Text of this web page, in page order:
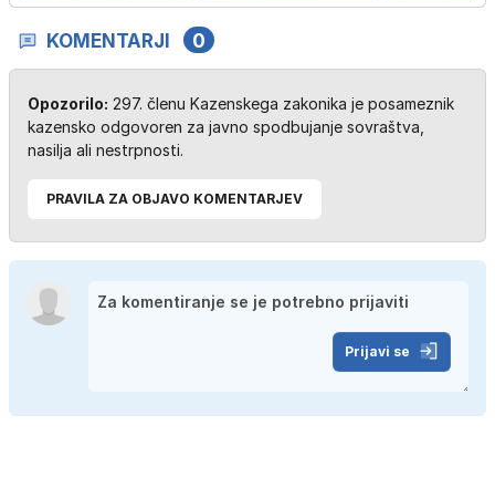
KOMENTARJI 0
Opozorilo: 297. členu Kazenskega zakonika je posameznik
kazensko odgovoren za javno spodbujanje sovraštva,
nasilja ali nestrpnosti.
PRAVILA ZA OBJAVO KOMENTARJEV
Prijavi se